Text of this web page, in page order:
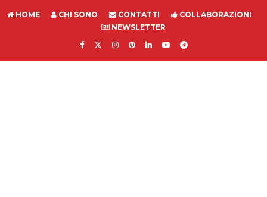
HOME CHI SONO CONTATTI
COLLABORAZIONI
NEWSLETTER